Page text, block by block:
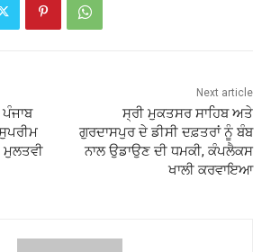
ਮੁਲਤਵੀ
Next article
ਸ੍ਰੀ ਮੁਕਤਸਰ ਸਾਹਿਬ ਅਤੇ
ਗੁਰਦਾਸਪੁਰ ਦੇ ਡੀਸੀ ਦਫ਼ਤਰਾਂ ਨੂੰ ਬੰਬ
ਨਾਲ ਉਡਾਉਣ ਦੀ ਧਮਕੀ, ਕੰਪਲੈਕਸ
ਖਾਲੀ ਕਰਵਾਇਆ